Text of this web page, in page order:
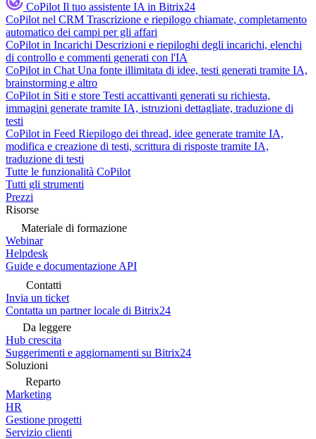
CoPilot Il tuo assistente IA in Bitrix24
CoPilot nel CRM Trascrizione e riepilogo chiamate, completamento
automatico dei campi per gli affari
CoPilot in Incarichi Descrizioni e riepiloghi degli incarichi, elenchi
di controllo e commenti generati con l'IA
CoPilot in Chat Una fonte illimitata di idee, testi generati tramite IA,
brainstorming e altro
CoPilot in Siti e store Testi accattivanti generati su richiesta,
immagini generate tramite IA, istruzioni dettagliate, traduzione di
testi
CoPilot in Feed Riepilogo dei thread, idee generate tramite IA,
modifica e creazione di testi, scrittura di risposte tramite IA,
traduzione di testi
Tutte le funzionalità CoPilot
Tutti gli strumenti
Prezzi
Risorse
Materiale di formazione
Webinar
Helpdesk
Guide e documentazione API
Contatti
Invia un ticket
Contatta un partner locale di Bitrix24
Da leggere
Hub crescita
Suggerimenti e aggiornamenti su Bitrix24
Soluzioni
Reparto
Marketing
HR
Gestione progetti
Servizio clienti